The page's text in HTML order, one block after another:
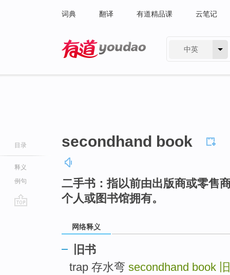
词典 翻译 有道精品课 云笔记
中英
目录
释义
例句
secondhand book
二手书：指以前由出版商或零售
个人或图书馆拥有。
网络释义
旧书
trap 存水弯 secondhand book